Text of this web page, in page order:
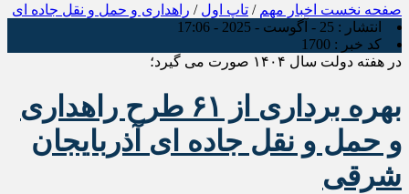
صفحه نخست اخبار مهم / تاپ اول / راهداری و حمل و نقل جاده ای
انتشار : 25 - آگوست - 2025 - 17:06
کد خبر : 1700
در هفته دولت سال ۱۴۰۴ صورت می گیرد؛
بهره برداری از ۶۱ طرح راهداری
و حمل و نقل جاده ای آذربايجان
شرقی